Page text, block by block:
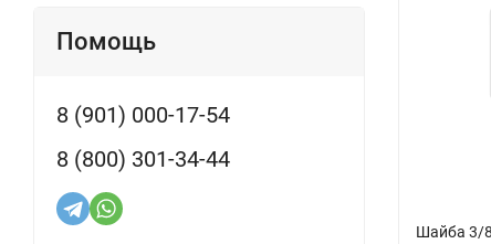
Помощь
8 (901) 000-17-54
8 (800) 301-34-44
Шайба 3/8